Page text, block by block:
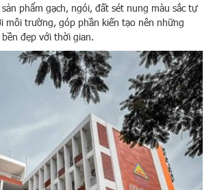
phẩm gạch, ngói, đất sét nung màu sắc tự
môi trường, góp phần kiến tạo nên những
đẹp với thời gian.